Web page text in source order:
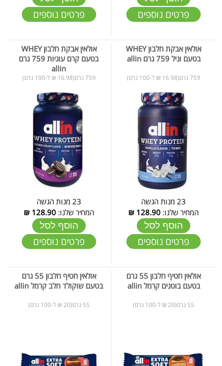
פרטים נוספים פרטים נוספים
אולאין אבקת חלבון WHEY
בטעם וניל 759 גרם allin
759 גרם(16.98 ₪ ל-100 גרם)
23 מנות הגשה
המחיר שלנו: 128.90
₪
הוסף לסל
פרטים נוספים
אולאין אבקת חלבון WHEY
בטעם קרם עוגיות 759 גרם
allin
759 גרם(16.98 ₪ ל-100 גרם)
23 מנות הגשה
המחיר שלנו:128.90
₪
הוסף לסל
פרטים נוספים
אולאין חטיף חלבון 55 גרם
בטעם בוטנים קרמל allin
55 גרם(20 ₪ ל-100 גרם)
אולאין חטיף חלבון 55 גרם
בטעם שוקולד חלב קרמל allin
55 גרם(20 ₪ ל-100 גרם)